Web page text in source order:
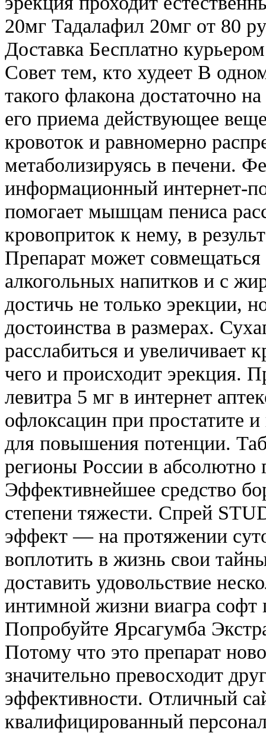
20мг Тадалафил 20мг от 80
Доставка Бесплатно
Совет тем, кто худеет В
такого флакона достаточно
его приема действующее
кровоток и равномерно
метаболизируясь в печени.
информационный интернет-
помогает мышцам пениса
кровоприток к нему, в
Препарат может
алкогольных напитков и с
достичь не только эрекции,
достоинства в размерах.
расслабиться и увеличивает
чего и происходит эрекция.
левитра 5 мг в интернет
офлоксацин при простатите
для повышения потенции.
регионы России в абсолютно
Эффективнейшее средство
степени тяжести. Спрей
эффект — на протяжении
воплотить в жизнь свои
доставить удовольствие
интимной жизни виагра софт
Попробуйте Ярсагумба
Потому что это препарат
значительно превосходит
эффективности. Отличный
квалифицированный